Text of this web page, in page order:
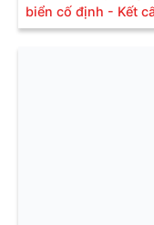
biển cố định - Kết